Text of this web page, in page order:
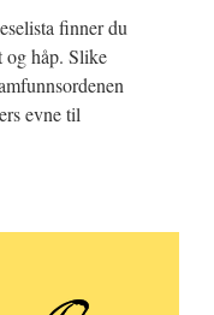
finner du
håp. Slike
evne til